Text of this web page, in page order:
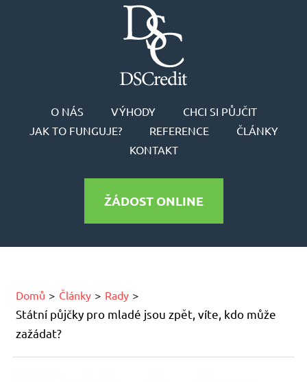
O NÁS VÝHODY
CHCI SI PŮJČIT
JAK TO FUNGUJE?
REFERENCE
ČLÁNKY
KONTAKT
ŽÁDOST ONLINE
Domů Články Rady
Státní půjčky pro mladé jsou zpět, víte, kdo může
zažádat?